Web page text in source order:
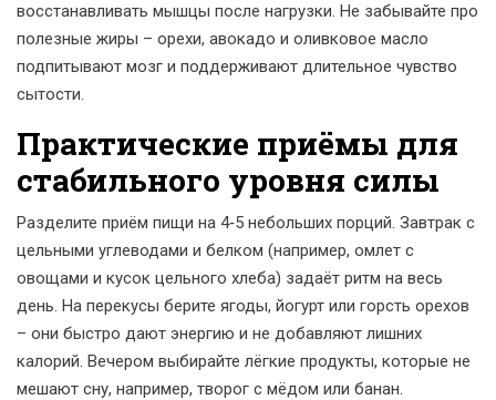
восстанавливать мышцы после нагрузки. Не забывайте про
полезные жиры – орехи, авокадо и оливковое масло
подпитывают мозг и поддерживают длительное чувство
сытости.
Практические приёмы для
стабильного уровня силы
Разделите приём пищи на 4‑5 небольших порций. Завтрак с
цельными углеводами и белком (например, омлет с
овощами и кусок цельного хлеба) задаёт ритм на весь
день. На перекусы берите ягоды, йогурт или горсть орехов
– они быстро дают энергию и не добавляют лишних
калорий. Вечером выбирайте лёгкие продукты, которые не
мешают сну, например, творог с мёдом или банан.